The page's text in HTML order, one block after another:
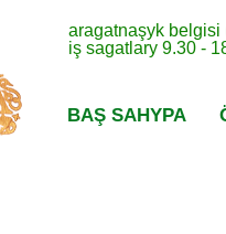
aragatnaşyk belgisi
iş sagatlary 9.30 -
BAŞ SAHYPA